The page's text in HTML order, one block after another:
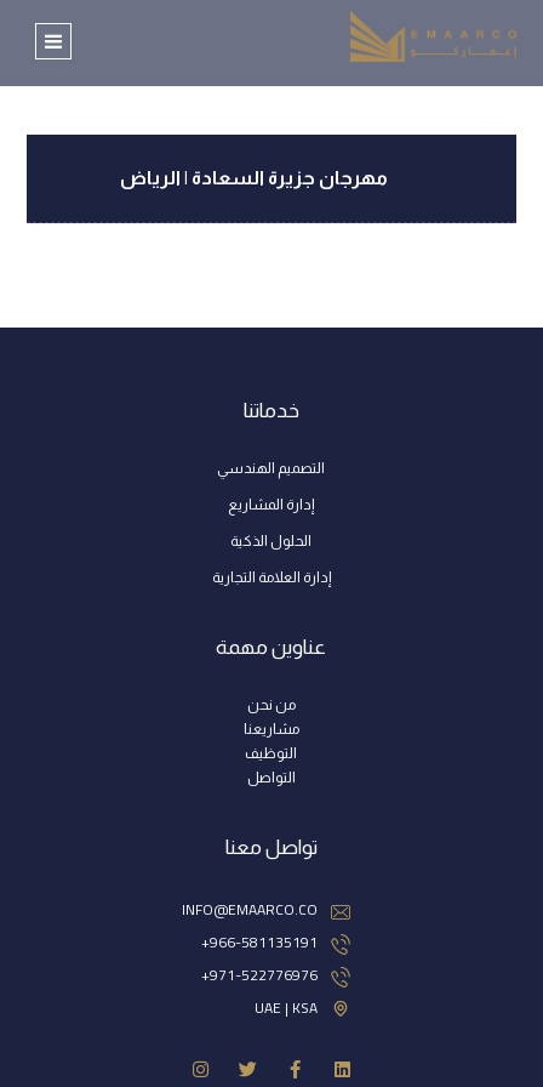
مهرجان جزيرة السعادة | الرياض
خدماتنا
التصميم الهندسي
إدارة المشاريع
الحلول الذكية
إدارة العلامة التجارية
عناوين مهمة
من نحن
مشاريعنا
التوظيف
التواصل
تواصل معنا
INFO@EMAARCO.CO
966-581135191+
971-522776976+
UAE | KSA